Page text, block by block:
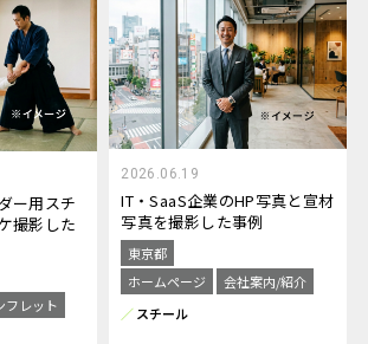
ー用スチ
撮影した
フレット
2026.06.19
IT・SaaS企業のHP写真と宣材
写真を撮影した事例
東京都
ホームページ
会社案内/紹介
スチール